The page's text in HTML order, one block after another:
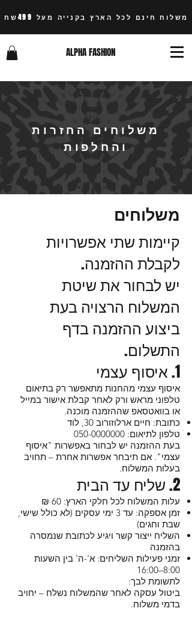
משלוח חינם לכל הארץ בקנייה מעל 499שח
ALPHA FASHION
משלוחים החזרות
והחלפות
משלוחים
קיימות שתי אפשרויות
לקבלת ההזמנה.
יש לבחור את שיטת
המשלוח הרצויה בעת
ביצוע ההזמנה בדף
התשלום.
1. איסוף עצמי
איסוף עצמי מהחנות מתאפשר רק בתיאום
טלפוני מראש ורק לאחר קבלת אישור במייל
או בוואטסאפ שההזמנה מוכנה.
כתובת: חיים ארלוזורוב 30, לוד
טלפון לתיאום: 050-0000000
בעת ההזמנה יש לבחור באפשרות "איסוף
עצמי". אם תיבחר אפשרות אחרת – תחויב
בעלות המשלוח.
2. שליח עד הבית
עלות המשלוח לכל חלקי הארץ: 60 ₪
זמן אספקה: עד 3 ימי עסקים (לא כולל שישי,
שבת וחגים)
השליח ייצור קשר ויגיע לכתובת שנמסרה
בהזמנה
זמני פעילות השליחים: א'-ה' בין השעות
8:00–16:00
לתשומת לבך:
ביטול עסקה לאחר שהמשלוח נשלח – יחויב
בדמי משלוח.